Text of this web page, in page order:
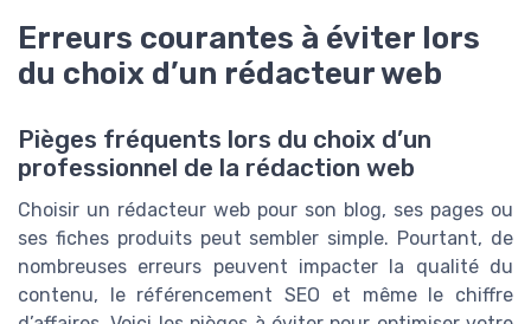
Erreurs courantes à éviter lors
du choix d’un rédacteur web
Pièges fréquents lors du choix d’un
professionnel de la rédaction web
Choisir un rédacteur web pour son blog, ses pages ou
ses fiches produits peut sembler simple. Pourtant, de
nombreuses erreurs peuvent impacter la qualité du
contenu, le référencement SEO et même le chiffre